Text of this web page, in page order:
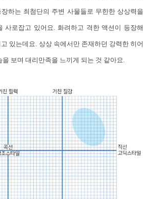
하는 최첨단의 주변 사물들로 무한한 상상력을
사로잡고 있어요. 화려하고 격한 액션이 등장해
있는데요. 상상 속에서만 존재하던 강력한 히어
보며 대리만족을 느끼게 되는 것 같아요.